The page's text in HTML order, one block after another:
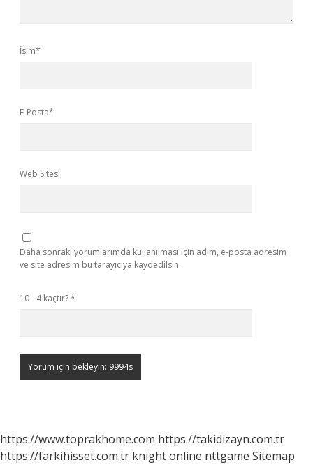
İsim*
E-Posta*
Web Sitesi
Daha sonraki yorumlarımda kullanılması için adım, e-posta adresim
ve site adresim bu tarayıcıya kaydedilsin.
10 - 4 kaçtır?*
https://www.toprakhome.com https://takidizayn.com.tr
https://farkihisset.com.tr knight online nttgame Sitemap